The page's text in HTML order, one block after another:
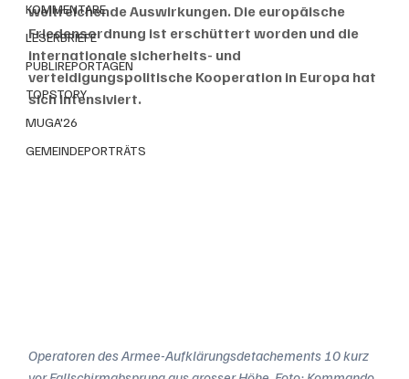
KOMMENTARE
LESERBRIEFE
PUBLIREPORTAGEN
TOPSTORY
MUGA'26
GEMEINDEPORTRÄTS
weitreichende Auswirkungen. Die europäische
Friedensordnung ist erschüttert worden und die
internationale sicherheits- und
verteidigungspolitische Kooperation in Europa hat
sich intensiviert.
Operatoren des Armee-Aufklärungsdetachements 10 kurz